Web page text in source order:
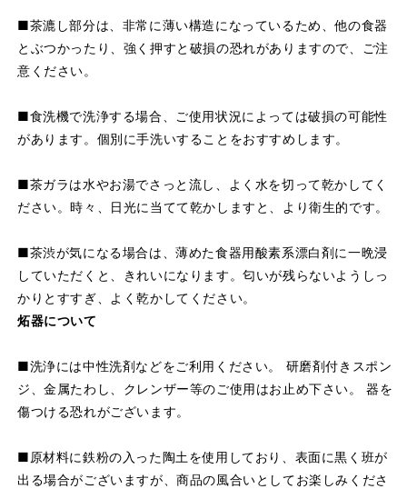
■茶漉し部分は、非常に薄い構造になっているため、他の食器
とぶつかったり、強く押すと破損の恐れがありますので、ご注
意ください。
■食洗機で洗浄する場合、ご使用状況によっては破損の可能性
があります。個別に手洗いすることをおすすめします。
■茶ガラは水やお湯でさっと流し、よく水を切って乾かしてく
ださい。時々、日光に当てて乾かしますと、より衛生的です。
■茶渋が気になる場合は、薄めた食器用酸素系漂白剤に一晩浸
していただくと、きれいになります。匂いが残らないようしっ
かりとすすぎ、よく乾かしてください。
炻器について
■洗浄には中性洗剤などをご利用ください。 研磨剤付きスポン
ジ、金属たわし、クレンザー等のご使用はお止め下さい。 器を
傷つける恐れがございます。
■原材料に鉄粉の入った陶土を使用しており、表面に黒く班が
出る場合がございますが、商品の風合いとしてお楽しみくださ